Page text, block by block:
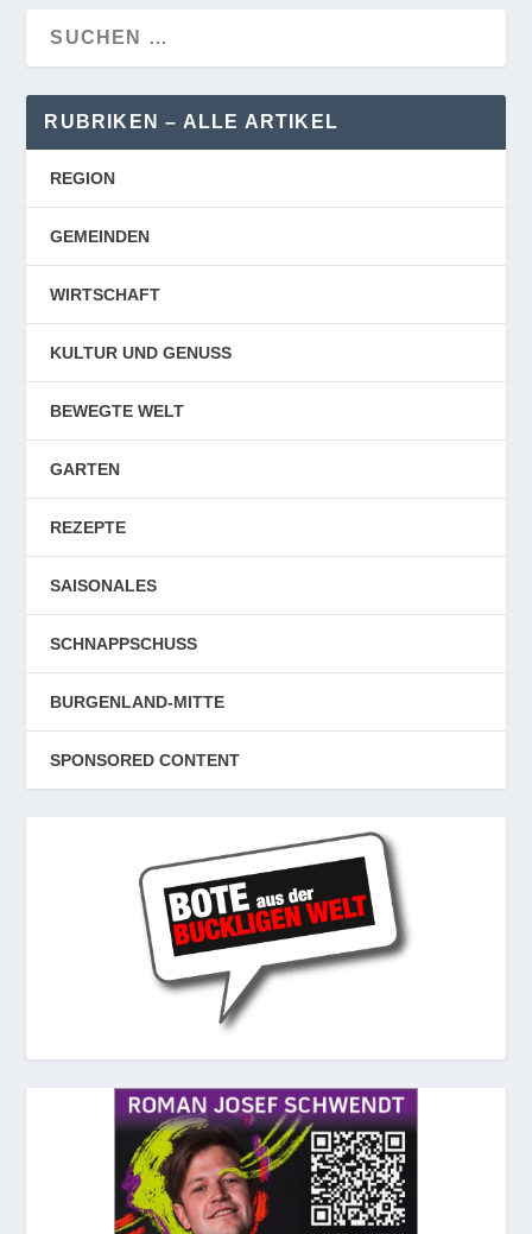
RUBRIKEN – ALLE ARTIKEL
REGION
GEMEINDEN
WIRTSCHAFT
KULTUR UND GENUSS
BEWEGTE WELT
GARTEN
REZEPTE
SAISONALES
SCHNAPPSCHUSS
BURGENLAND-MITTE
SPONSORED CONTENT